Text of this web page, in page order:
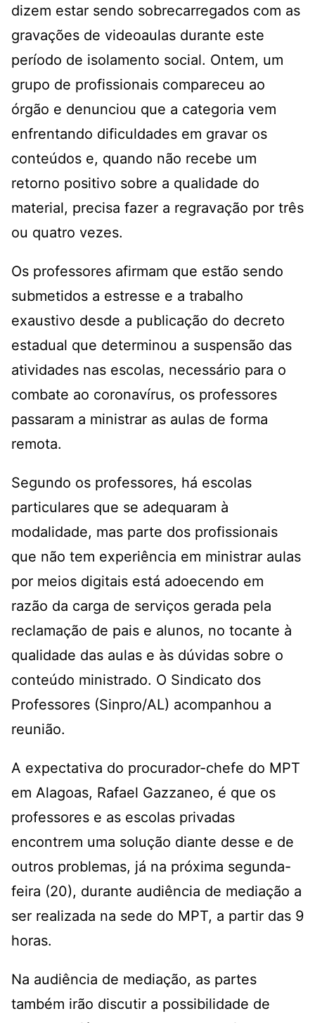
dizem estar sendo sobrecarregados com as
gravações de videoaulas durante este
período de isolamento social. Ontem, um
grupo de profissionais compareceu ao
órgão e denunciou que a categoria vem
enfrentando dificuldades em gravar os
conteúdos e, quando não recebe um
retorno positivo sobre a qualidade do
material, precisa fazer a regravação por três
ou quatro vezes.
Os professores afirmam que estão sendo
submetidos a estresse e a trabalho
exaustivo desde a publicação do decreto
estadual que determinou a suspensão das
atividades nas escolas, necessário para o
combate ao coronavírus, os professores
passaram a ministrar as aulas de forma
remota.
Segundo os professores, há escolas
particulares que se adequaram à
modalidade, mas parte dos profissionais
que não tem experiência em ministrar aulas
por meios digitais está adoecendo em
razão da carga de serviços gerada pela
reclamação de pais e alunos, no tocante à
qualidade das aulas e às dúvidas sobre o
conteúdo ministrado. O Sindicato dos
Professores (Sinpro/AL) acompanhou a
reunião.
A expectativa do procurador-chefe do MPT
em Alagoas, Rafael Gazzaneo, é que os
professores e as escolas privadas
encontrem uma solução diante desse e de
outros problemas, já na próxima segunda-
feira (20), durante audiência de mediação a
ser realizada na sede do MPT, a partir das 9
horas.
Na audiência de mediação, as partes
também irão discutir a possibilidade de